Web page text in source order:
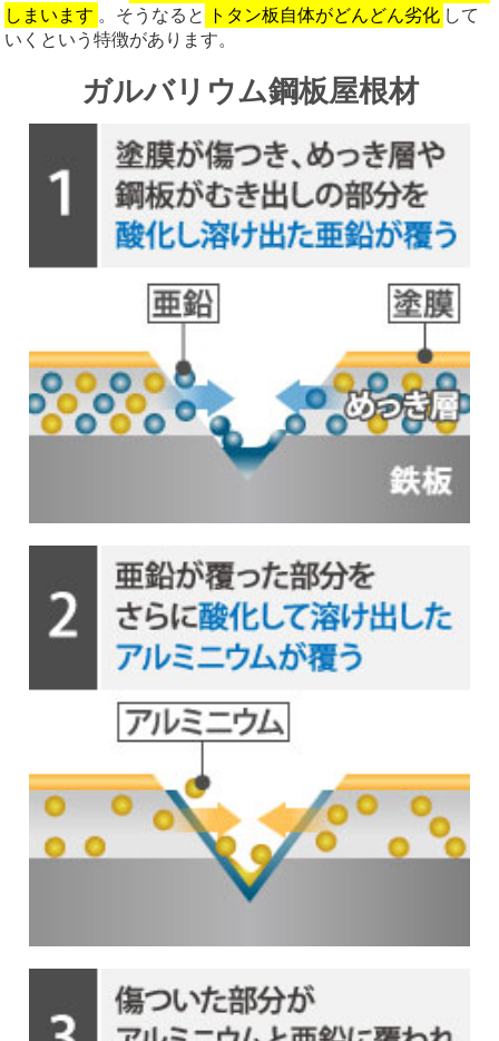
しまいます 。そうなると トタン板自体がどんどん劣化 して
いくという特徴があります。
ガルバリウム鋼板屋根材